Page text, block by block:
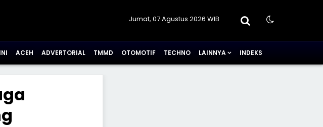
Jumat, 07 Agustus 2026 WIB
ACEH ADVERTORIAL TMMD OTOMOTIF TECHNO LAINNYA INDEKS